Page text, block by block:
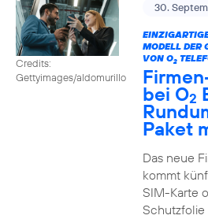
Credits:
Gettyimages/aldomurillo
30.
MODELL DER
VON O2
bei O2
Paket
Das neue
kommt
SIM-Karte
Schutzfolie